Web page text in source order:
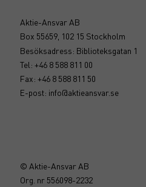
Aktie-Ansvar AB
Box 55659, 102 15 Stockholm
Besöksadress: Biblioteksgatan 1
Tel: +46 8 588 811 00
Fax: +46 8 588 811 50
E-post: info@aktieansvar.se
© Aktie-Ansvar AB
Org. nr 556098-2232